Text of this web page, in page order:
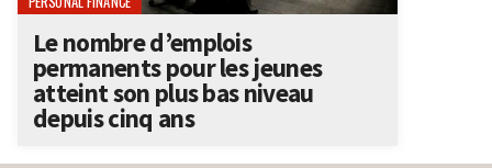
Le nombre d’emplois
permanents pour les jeunes
atteint son plus bas niveau
depuis cinq ans